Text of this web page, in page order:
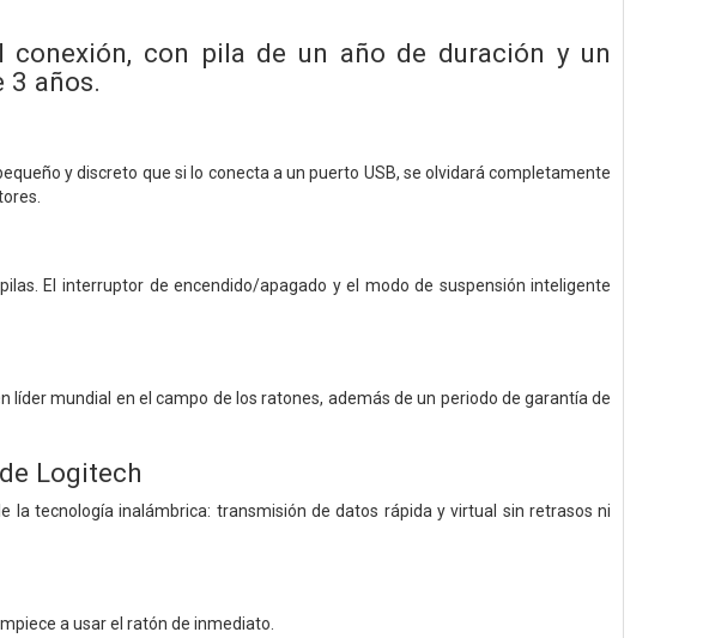
con pila de un año de duración y un
3 años.
y discreto que si lo conecta a un puerto USB, se olvidará completamente
El interruptor de encendido/apagado y el modo de suspensión inteligente
mundial en el campo de los ratones, además de un periodo de garantía de
Logitech
la tecnología inalámbrica: transmisión de datos rápida y virtual sin retrasos ni
a usar el ratón de inmediato.